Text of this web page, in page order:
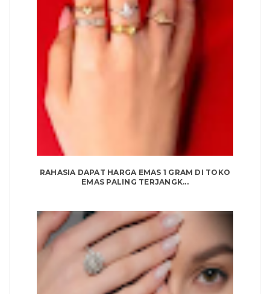
RAHASIA DAPAT HARGA EMAS 1 GRAM DI TOKO
EMAS PALING TERJANGK...